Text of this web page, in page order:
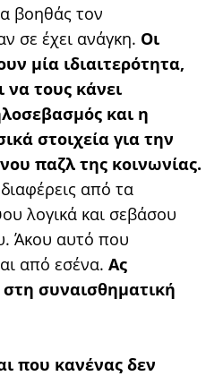
βοηθάς τον
σε έχει ανάγκη. Οι
μία ιδιαιτερότητα,
να τους κάνει
και η
στοιχεία για την
παζλ της κοινωνίας.
από τα
λογικά και σεβάσου
Άκου αυτό που
από εσένα. Ας
συναισθηματική
που κανένας δεν